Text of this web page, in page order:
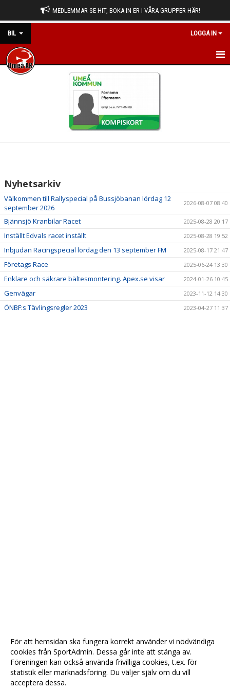
MEDLEMMAR SE HIT, BOKA IN ER I VÅRA GRUPPER HÄR!
BIL LOGGA IN
NYHETER
KONTAKT
Nyhetsarkiv
Välkommen till Rallyspecial på Bussjöbanan lördag 12
september 2026
2026-08-07 08:40
Bjännsjö Kranbilar Racet 2025-08-28 20:17
Inställt Edvals racet inställt 2025-08-28 19:52
Inbjudan Racingspecial lördag den 13 september FM 2025-08-17 21:47
Företags Race 2025-06-24 13:30
Enklare och säkrare bältesmontering. Apex.se visar 2024-01-26 10:45
Genvägar 2023-11-12 14:30
ÖNBF:s Tävlingsregler 2023 2023-04-27 11:37
För att hemsidan ska fungera korrekt använder vi nödvändiga
cookies från SportAdmin. Dessa går inte att stänga av.
Föreningen kan också använda frivilliga cookies, t.ex. för
statistik eller marknadsföring. Du väljer själv om du vill
acceptera dessa.